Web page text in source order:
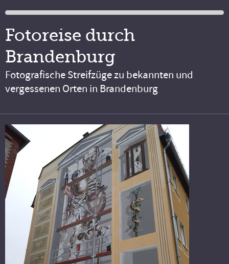
Fotoreise durch
Brandenburg
Fotografische Streifzüge zu bekannten und
vergessenen Orten in Brandenburg